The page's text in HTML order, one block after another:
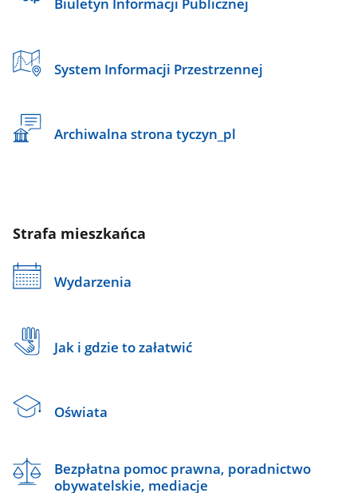
System Informacji Przestrzennej
Archiwalna strona tyczyn_pl
Strafa mieszkańca
Wydarzenia
Jak i gdzie to załatwić
Oświata
Bezpłatna pomoc prawna, poradnictwo
obywatelskie, mediacje